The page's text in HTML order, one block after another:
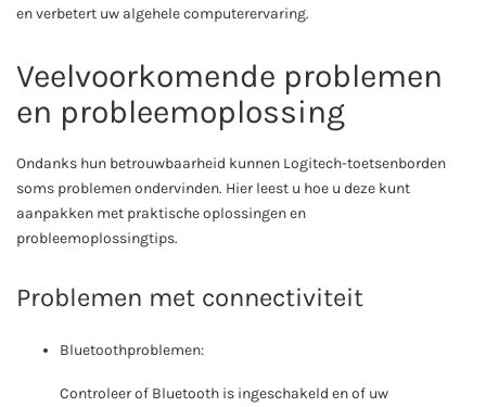
en verbetert uw algehele computerervaring.
Veelvoorkomende problemen
en probleemoplossing
Ondanks hun betrouwbaarheid kunnen Logitech-toetsenborden
soms problemen ondervinden. Hier leest u hoe u deze kunt
aanpakken met praktische oplossingen en
probleemoplossingtips.
Problemen met connectiviteit
Bluetoothproblemen:
Controleer of Bluetooth is ingeschakeld en of uw